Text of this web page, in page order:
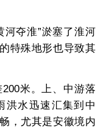
夺淮”淤塞了淮河
特殊地形也导致其
米。上、中游落
洪水迅速汇集到中
，尤其是安徽境内